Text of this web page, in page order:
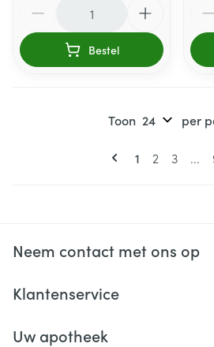
Bestel
U lees
1 Pagina
2 Pagina
3 ...
Toon per
Neem contact met ons op
Klantenservice
Uw apotheek